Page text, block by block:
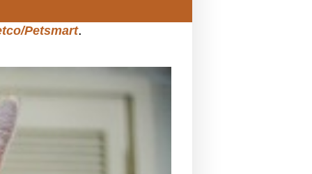
Petsmart.